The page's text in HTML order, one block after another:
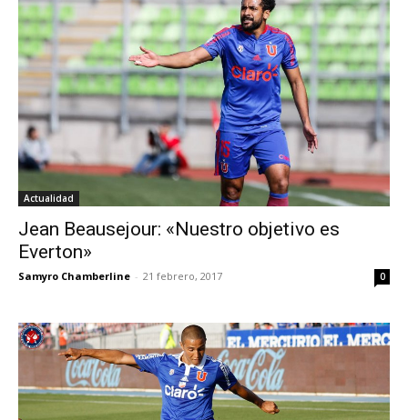
Actualidad
Jean Beausejour: «Nuestro objetivo es
Everton»
Samyro Chamberline - 21 febrero, 2017 0